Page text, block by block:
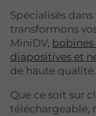
Spécialisés
transformons
MiniDV,
diapositives et
de haute qualité.
Que ce soit sur
téléchargeable,